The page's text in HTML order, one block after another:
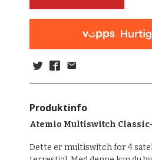
Produktinfo
Atemio Multiswitch
Dette er multiswitch for 4